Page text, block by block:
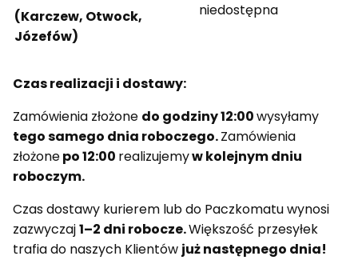
(Karczew, Otwock,
Józefów)
niedostępna
Czas realizacji i dostawy:
Zamówienia złożone do godziny 12:00wysyłamy
tego samego dnia roboczego.Zamówienia
złożonepo 12:00 realizujemyw kolejnym dniu
roboczym.
Czas dostawy kurierem lub do Paczkomatu wynosi
zazwyczaj1–2 dni robocze.Większość przesyłek
trafia do naszych Klientów już następnego dnia!